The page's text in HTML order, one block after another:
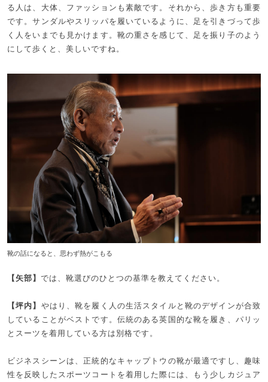
る人は、大体、ファッションも素敵です。それから、歩き方も重要
です。サンダルやスリッパを履いているように、足を引きづって歩
く人をいまでも見かけます。靴の重さを感じて、足を振り子のよう
にして歩くと、美しいですね。
靴の話になると、思わず熱がこもる
【矢部】 では、靴選びのひとつの基準を教えてください。
【坪内】 やはり、靴を履く人の生活スタイルと靴のデザインが合致
していることがベストです。伝統のある英国的な靴を履き、パリッ
とスーツを着用している方は別格です。
ビジネスシーンは、正統的なキャップトウの靴が最適ですし、趣味
性を反映したスポーツコートを着用した際には、もう少しカジュア